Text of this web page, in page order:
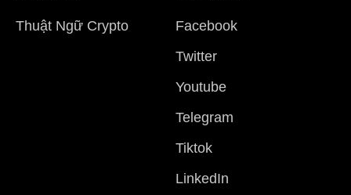
Thuật Ngữ Crypto
Facebook
Twitter
Youtube
Telegram
Tiktok
LinkedIn